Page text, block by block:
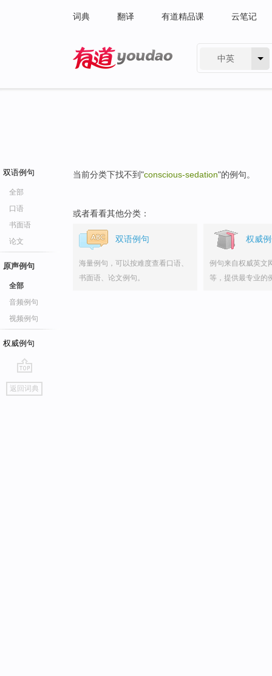
词典 翻译 有道精品课 云笔记
中英
双语例句
全部
口语
书面语
论文
原声例句
全部
音频例句
视频例句
权威例句
go
top
返回词典
当前分类下找不到"conscious-sedation"的例句。
或者看看其他分类：
双语例句
海量例句，可以按难度查看口语、
书面语、论文例句。
权威
例句来自权威英文
等，提供最专业的